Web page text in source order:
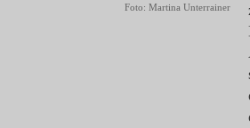
Foto: Martina Unterrainer